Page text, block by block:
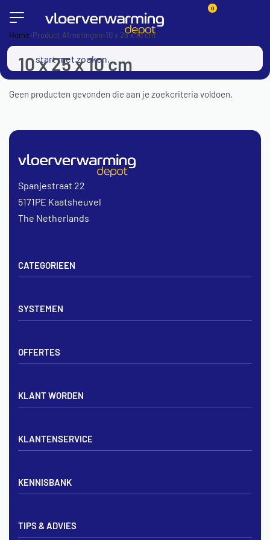
0
Home›Product Afmetingen›10 x 25 x 10 cm
10 x 25 x 10 cm
Geen producten gevonden die aan je zoekcriteria voldoen.
CATEGORIEEN
Verdelers
Noppenplaten
Draadmatten
SYSTEMEN
Noppenplaat systeem
OFFERTES
Offerte voor vloerverwarming
Vloerverwarming Tilburg
KLANT WORDEN
Aanmelden zakelijk
Spanjestraat 22
5171PE Kaatsheuvel
The Netherlands
KLANTENSERVICE
Zakelijk aanmelden
Bezorgen & afhalen
Privacybeleid
KENNISBANK
Vloerverwarming en radiatoren
TIPS & ADVIES